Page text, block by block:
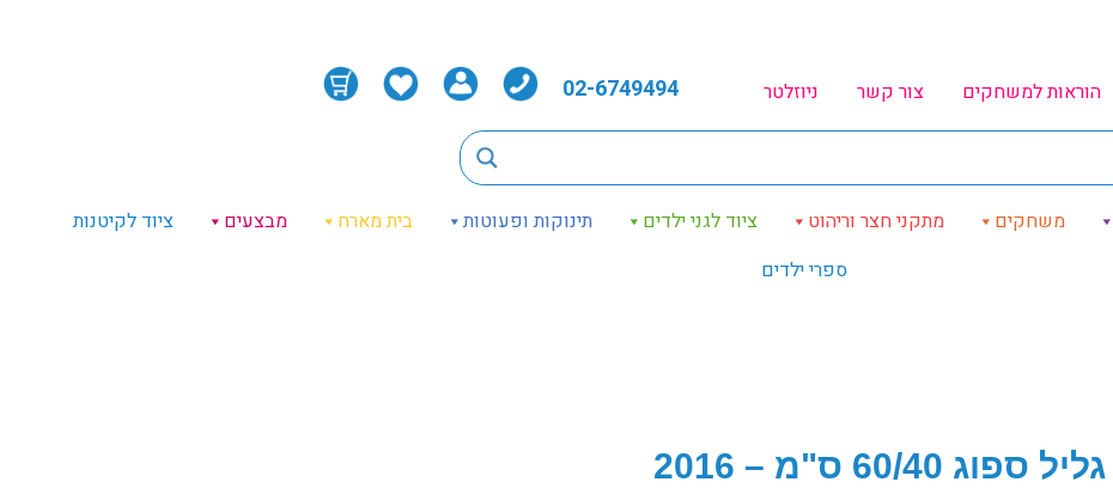
הוראות למשחקים צור קשר ניוזלטר 02-6749494
משחקים מתקני חצר וריהוט ציוד לגני ילדים תינוקות ופעוטות בית מארח מבצעים
ציוד לקיטנות
ספרי ילדים
גליל ספוג 60/40 ס"מ – 2016